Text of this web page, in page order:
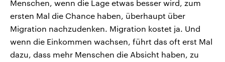
Menschen, wenn die Lage etwas besser wird, zum
ersten Mal die Chance haben, überhaupt über
Migration nachzudenken. Migration kostet ja. Und
wenn die Einkommen wachsen, führt das oft erst Mal
dazu, dass mehr Menschen die Absicht haben, zu